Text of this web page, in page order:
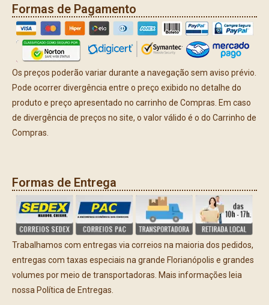
Formas de Pagamento
Os preços poderão variar durante a navegação sem aviso prévio.
Pode ocorrer divergência entre o preço exibido no detalhe do
produto e preço apresentado no carrinho de Compras. Em caso
de divergência de preços no site, o valor válido é o do Carrinho de
Compras.
Formas de Entrega
Trabalhamos com entregas via correios na maioria dos pedidos,
entregas com taxas especiais na grande Florianópolis e grandes
volumes por meio de transportadoras. Mais informações leia
nossa Política de Entregas.